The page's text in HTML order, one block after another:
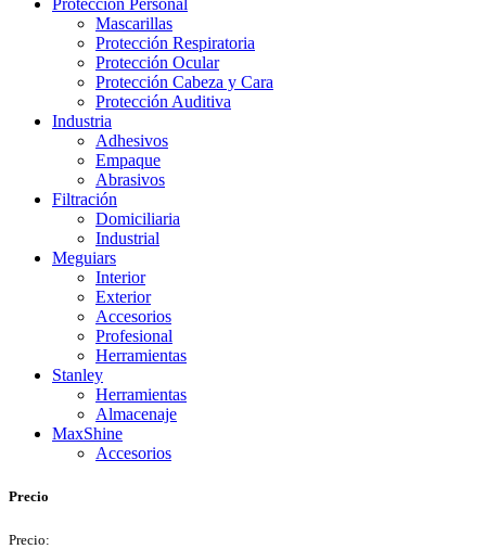
Protección Personal
Mascarillas
Protección Respiratoria
Protección Ocular
Protección Cabeza y Cara
Protección Auditiva
Industria
Adhesivos
Empaque
Abrasivos
Filtración
Domiciliaria
Industrial
Meguiars
Interior
Exterior
Accesorios
Profesional
Herramientas
Stanley
Herramientas
Almacenaje
MaxShine
Accesorios
Precio
Precio: